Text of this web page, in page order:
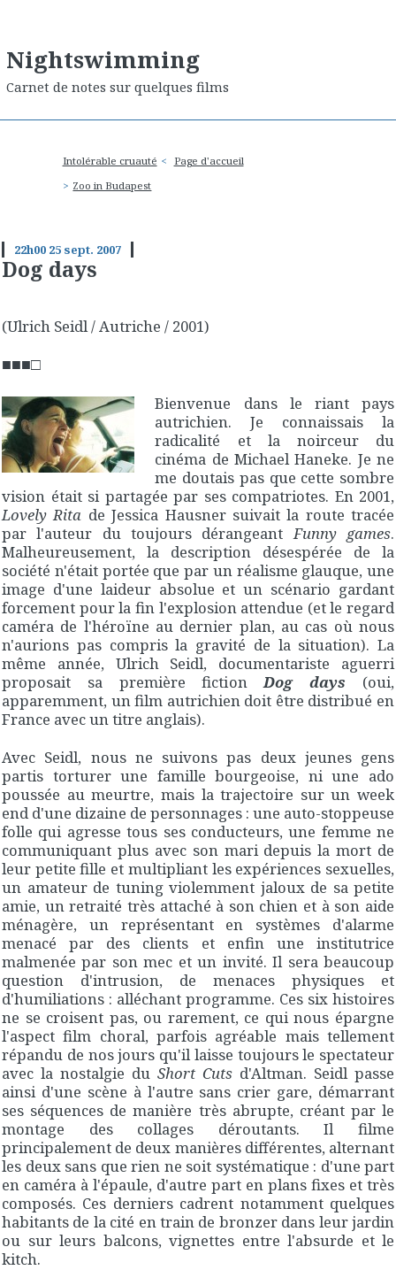
Nightswimming
Carnet de notes sur quelques films
Intolérable cruauté
Page d'accueil
Zoo in Budapest
22h00 25 sept. 2007
Dog days
(Ulrich Seidl / Autriche / 2001)
■■■□
Bienvenue dans le riant pays
autrichien. Je connaissais la
radicalité et la noirceur du
cinéma de Michael Haneke. Je ne
me doutais pas que cette sombre
vision était si partagée par ses compatriotes. En 2001,
Lovely Rita de Jessica Hausner suivait la route tracée
par l'auteur du toujours dérangeant Funny games.
Malheureusement, la description désespérée de la
société n'était portée que par un réalisme glauque, une
image d'une laideur absolue et un scénario gardant
forcement pour la fin l'explosion attendue (et le regard
caméra de l'héroïne au dernier plan, au cas où nous
n'aurions pas compris la gravité de la situation). La
même année, Ulrich Seidl, documentariste aguerri
proposait sa première fictionDog days (oui,
apparemment, un film autrichien doit être distribué en
France avec un titre anglais).
Avec Seidl, nous ne suivons pas deux jeunes gens
partis torturer une famille bourgeoise, ni une ado
poussée au meurtre, mais la trajectoire sur un week
end d'une dizaine de personnages : une auto-stoppeuse
folle qui agresse tous ses conducteurs, une femme ne
communiquant plus avec son mari depuis la mort de
leur petite fille et multipliant les expériences sexuelles,
un amateur de tuning violemment jaloux de sa petite
amie, un retraité très attaché à son chien et à son aide
ménagère, un représentant en systèmes d'alarme
menacé par des clients et enfin une institutrice
malmenée par son mec et un invité. Il sera beaucoup
question d'intrusion, de menaces physiques et
d'humiliations : alléchant programme. Ces six histoires
ne se croisent pas, ou rarement, ce qui nous épargne
l'aspect film choral, parfois agréable mais tellement
répandu de nos jours qu'il laisse toujours le spectateur
avec la nostalgie du Short Cuts d'Altman. Seidl passe
ainsi d'une scène à l'autre sans crier gare, démarrant
ses séquences de manière très abrupte, créant par le
montage des collages déroutants. Il filme
principalement de deux manières différentes, alternant
les deux sans que rien ne soit systématique : d'une part
en caméra à l'épaule, d'autre part en plans fixes et très
composés. Ces derniers cadrent notamment quelques
habitants de la cité en train de bronzer dans leur jardin
ou sur leurs balcons, vignettes entre l'absurde et le
kitch.